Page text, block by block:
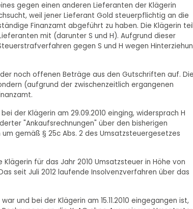
gegen einen anderen Lieferanten der Klägerin
weil jener Lieferant Gold steuerpflichtig an die
Finanzamt abgeführt zu haben. Die Klägerin
mit (darunter S und H). Aufgrund dieser
gegen S und H wegen
noch offenen Beträge aus den Gutschriften auf. Die
(aufgrund der zwischenzeitlich ergangenen
der Klägerin am 29.09.2010 einging, widersprach H
"Ankaufsrechnungen" über den bisherigen
gemäß § 25c Abs. 2 des Umsatzsteuergesetzes
für das Jahr 2010 Umsatzsteuer in Höhe von
seit Juli 2012 laufende Insolvenzverfahren über das
und bei der Klägerin am 15.11.2010 eingegangen ist,